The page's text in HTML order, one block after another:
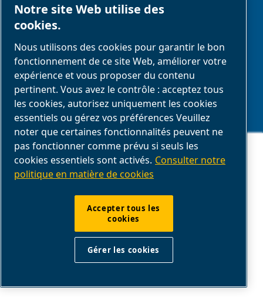
Ce site Web stocke les cookies sur votre ordinateur. Ces cookies sont
utilisés pour collecter des informations sur la manière dont vous
interagissez avec notre site Web et nous permettent de nous souvenir
de vous. Nous utilisons ces informations afin d'améliorer et de
personnaliser votre expérience de navigation, ainsi que pour
sur d'autres supports. Pour en savoir plus sur les cookies que nous
utilisons, consultez notrepolitique de confidentialité
Si vous refusez, vos informations ne seront pas suivies lors de votre
visite sur ce site. Un seul cookie sera utilisé dans votre navigateur
pour mémoriser votre préférence de ne pas être suivi.
Solutions OEM
Professionnels
Industrie du bois
ENTRETIEN
Tutoriels vidéo
Manuels
Connectivité
RESSOURCES
Product Selector
Blog
Notre site Web utilise des
cookies.
Nous utilisons des cookies pour garantir le bon
fonctionnement de ce site Web, améliorer votre
expérience et vous proposer du contenu
pertinent. Vous avez le contrôle : acceptez tous
les cookies, autorisez uniquement les cookies
essentiels ou gérez vos préférences Veuillez
noter que certaines fonctionnalités peuvent ne
pas fonctionner comme prévu si seuls les
cookies essentiels sont activés. Consulter notre
politique en matière de cookies
Accepter tous les
cookies
Gérer les cookies